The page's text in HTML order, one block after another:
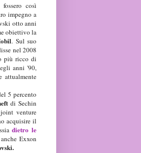
così
impegno a
otto anni
obiettivo la
. Sul suo
nel 2008
più ricco di
anni '90,
attualmente
5 percento
di Sechin
venture
acquisire il
dietro le
Exxon